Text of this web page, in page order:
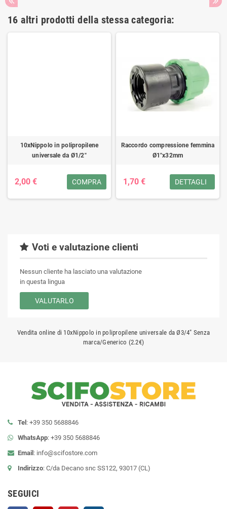
16 altri prodotti della stessa categoria:
10xNippolo in polipropilene
universale da Ø1/2"
2,00 € COMPRA
Raccordo compressione femmina
Ø1"x32mm
1,70 € DETTAGLI
Voti e valutazione clienti
Nessun cliente ha lasciato una valutazione
in questa lingua
VALUTARLO
Vendita online di 10xNippolo in polipropilene universale da Ø3/4" Senza
marca/Generico (2.2€)
Tel: +39 350 5688846
WhatsApp: +39 350 5688846
Email: info@scifostore.com
Indirizzo: C/da Decano snc SS122, 93017 (CL)
SEGUICI